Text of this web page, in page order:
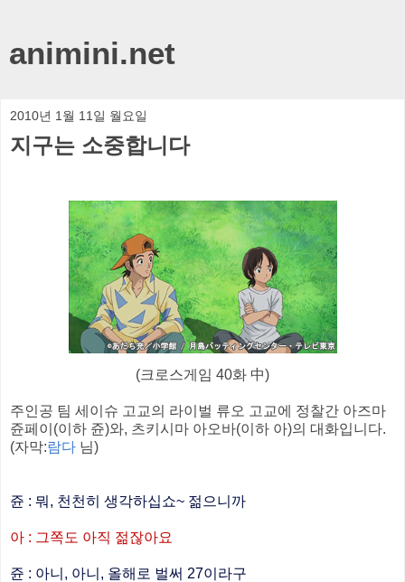
animini.net
2010년 1월 11일 월요일
지구는 소중합니다
(크로스게임 40화 中)
주인공 팀 세이슈 고교의 라이벌 류오 고교에 정찰간 아즈마
쥰페이(이하 쥰)와, 츠키시마 아오바(이하 아)의 대화입니다.
(자막:람다 님)
쥰 : 뭐, 천천히 생각하십쇼~ 젊으니까
아 : 그쪽도 아직 젊잖아요
쥰 : 아니, 아니, 올해로 벌써 27이라구